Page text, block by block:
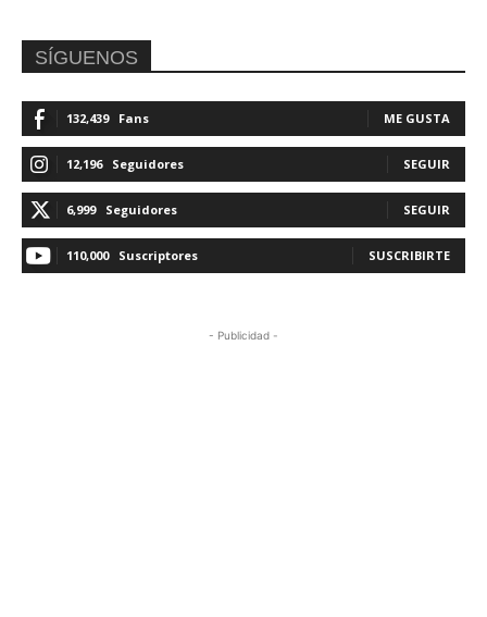
SÍGUENOS
132,439 Fans ME GUSTA
12,196 Seguidores SEGUIR
6,999 Seguidores SEGUIR
110,000 Suscriptores SUSCRIBIRTE
- Publicidad -